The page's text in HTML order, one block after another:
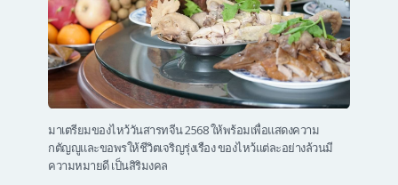
มาเตรียมของไหว้วันสารทจีน 2568 ให้พร้อมเพื่อแสดงความ
กตัญญูและขอพรให้ชีวิตเจริญรุ่งเรือง ของไหว้แต่ละอย่างล้วนมี
ความหมายดี เป็นสิริมงคล